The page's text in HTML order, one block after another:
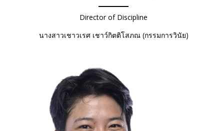
Director of Discipline
นางสาวเชาวเรศ เชาว์กิตติโสภณ (กรรมการวินัย)